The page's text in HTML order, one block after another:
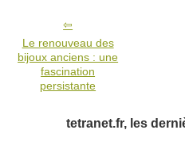
Le renouveau des
bijoux anciens : une
fascination
persistante
tetranet.fr, les